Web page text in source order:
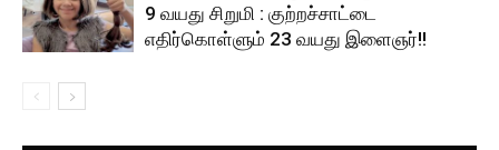
9 வயது சிறுமி : குற்றச்சாட்டை
எதிர்கொள்ளும் 23 வயது இளைஞர்!!